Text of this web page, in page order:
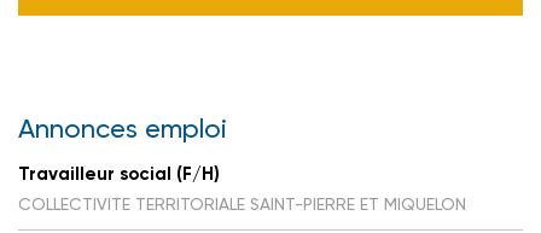
Annonces emploi
Travailleur social (F/H)
COLLECTIVITE TERRITORIALE SAINT-PIERRE ET MIQUELON